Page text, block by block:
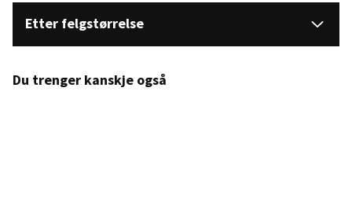
Etter felgstørrelse
Du trenger kanskje også